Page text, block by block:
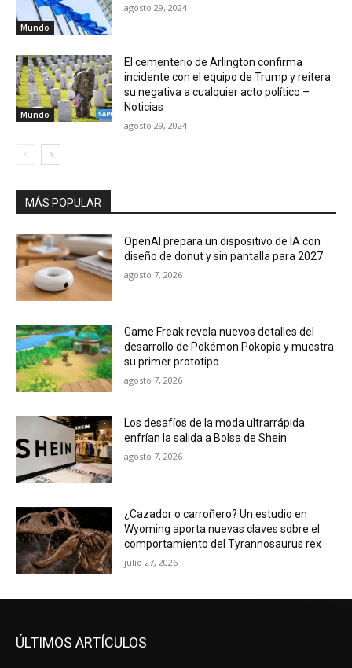
Mundo
agosto 29, 2024
Mundo
El cementerio de Arlington confirma
incidente con el equipo de Trump y reitera
su negativa a cualquier acto político –
Noticias
agosto 29, 2024
MÁS POPULAR
OpenAI prepara un dispositivo de IA con
diseño de donut y sin pantalla para 2027
agosto 7, 2026
Game Freak revela nuevos detalles del
desarrollo de Pokémon Pokopia y muestra
su primer prototipo
agosto 7, 2026
Los desafíos de la moda ultrarrápida
enfrían la salida a Bolsa de Shein
agosto 7, 2026
¿Cazador o carroñero? Un estudio en
Wyoming aporta nuevas claves sobre el
comportamiento del Tyrannosaurus rex
julio 27, 2026
ÚLTIMOS ARTÍCULOS